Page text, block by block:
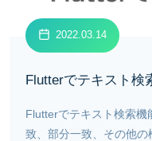
2022.03.14
Flutterでテキスト検
Flutterでテキスト検索機
致、部分一致、その他の